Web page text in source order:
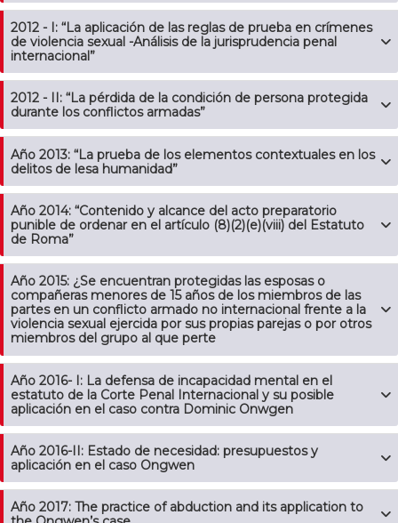
2012 - I: “La aplicación de las reglas de prueba en crímenes
de violencia sexual -Análisis de la jurisprudencia penal
internacional”
2012 - II: “La pérdida de la condición de persona protegida
durante los conflictos armadas”
Año 2013: “La prueba de los elementos contextuales en los
delitos de lesa humanidad”
Año 2014: “Contenido y alcance del acto preparatorio
punible de ordenar en el artículo (8)(2)(e)(viii) del Estatuto
de Roma”
Año 2015: ¿Se encuentran protegidas las esposas o
compañeras menores de 15 años de los miembros de las
partes en un conflicto armado no internacional frente a la
violencia sexual ejercida por sus propias parejas o por otros
miembros del grupo al que perte
Año 2016- I: La defensa de incapacidad mental en el
estatuto de la Corte Penal Internacional y su posible
aplicación en el caso contra Dominic Onwgen
Año 2016-II: Estado de necesidad: presupuestos y
aplicación en el caso Ongwen
Año 2017: The practice of abduction and its application to